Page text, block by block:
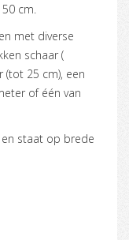
cm.
schaar (
25 cm), een
of één van